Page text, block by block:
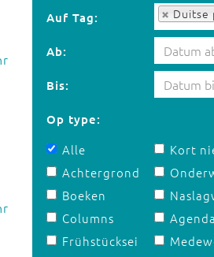
Auf Tag: Duitse
Auf Tag:
Ab:
Bis:
Op type:
Alle
Achtergrond
Boeken
Columns
Frühstücksei
Kort
Agenda